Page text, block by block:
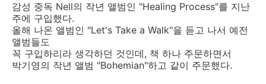
감성 중독 Nell의 작년 앨범인 "Healing Process"를 지난
주에 구입했다.
올해 나온 앨범인 "Let's Take a Walk"을 듣고 나서 예전
앨범들도
꼭 구입하리라 생각하던 것인데, 책 하나 주문하면서
박기영의 작년 앨범 "Bohemian"하고 같이 주문했다.